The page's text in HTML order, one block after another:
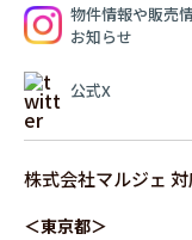
物件情報や販売
お知らせ
公式X
株式会社マルジェ
＜東京都＞